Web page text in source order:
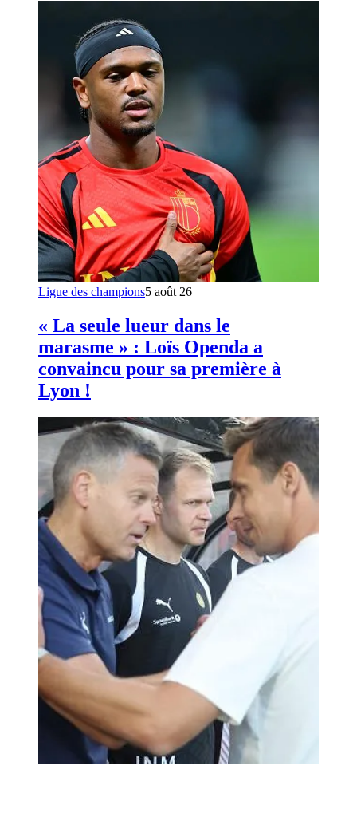
Ligue des champions5 août 26
« La seule lueur dans le
marasme » : Loïs Openda a
convaincu pour sa première à
Lyon !